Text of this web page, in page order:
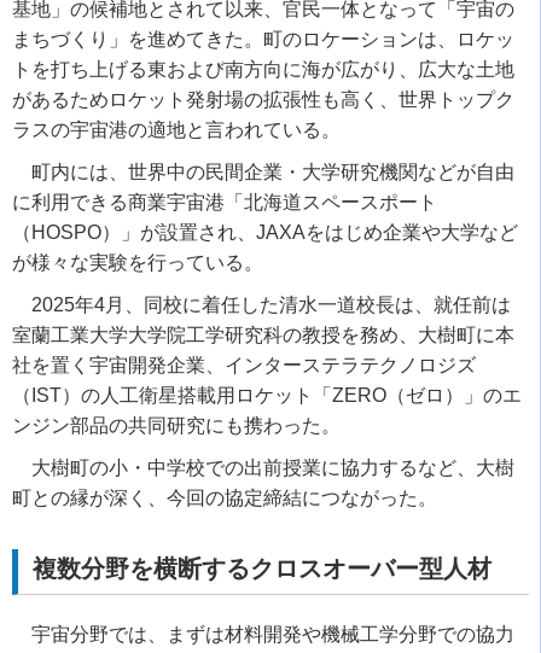
基地」の候補地とされて以来、官民一体となって「宇宙の
まちづくり」を進めてきた。町のロケーションは、ロケッ
トを打ち上げる東および南方向に海が広がり、広大な土地
があるためロケット発射場の拡張性も高く、世界トップク
ラスの宇宙港の適地と言われている。
町内には、世界中の民間企業・大学研究機関などが自由
に利用できる商業宇宙港「北海道スペースポート
（ HOSPO）」が設置され、 JAXAをはじめ企業や大学など
が様々な実験を行っている。
2025年4月、同校に着任した清水一道校長は、就任前は
室蘭工業大学大学院工学研究科の教授を務め、大樹町に本
社を置く宇宙開発企業、インターステラテクノロジズ
（ IST）の人工衛星搭載用ロケット「 ZERO （ゼロ）」のエ
ンジン部品の共同研究にも携わった。
大樹町の小・中学校での出前授業に協力するなど、大樹
町との縁が深く、今回の協定締結につながった。
複数分野を横断するクロスオーバー型人材
宇宙分野では、まずは材料開発や機械工学分野での協力